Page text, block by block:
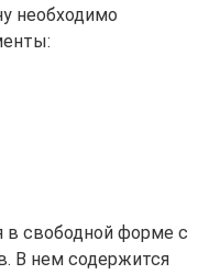
необходимо
в свободной форме с
В нем содержится